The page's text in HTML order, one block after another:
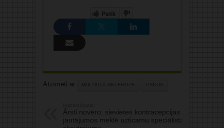
Patīk
Atzīmēti ar: MULTIPLĀ SKLEROZE PSKUS
Ārsti novēro: sievietes kontracepcijas
jautājumos meklē uzticamu speciālista